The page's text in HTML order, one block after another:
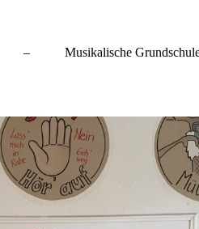
– Musikalische Grundschule